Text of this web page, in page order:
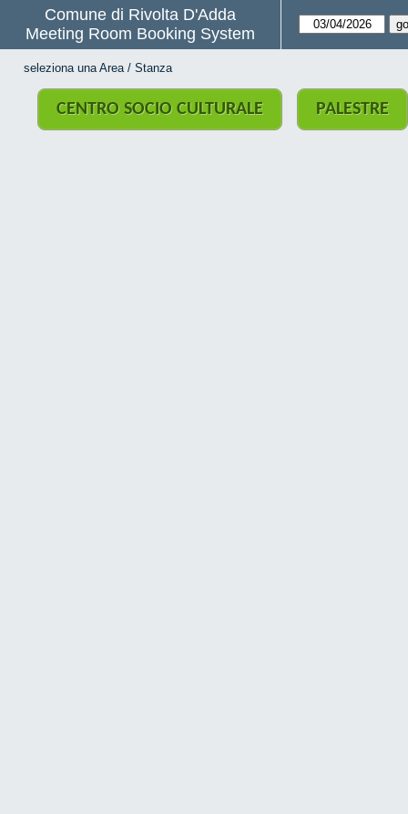
Comune di Rivolta D'Adda
Meeting Room Booking System
seleziona una Area / Stanza
CENTRO SOCIO CULTURALE PALESTRE